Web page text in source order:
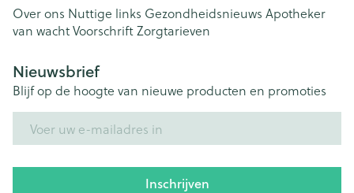
Over ons Nuttige links Gezondheidsnieuws Apotheker
van wachtVoorschriftZorgtarieven
Nieuwsbrief
Blijf op de hoogte van nieuwe producten en promoties
Inschrijven